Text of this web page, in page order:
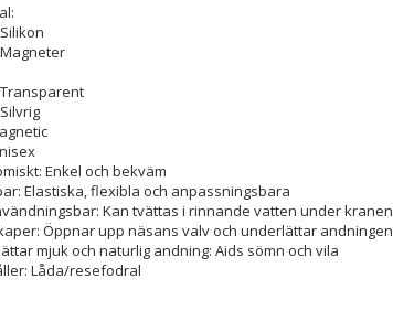
Silikon
Magneter
Transparent
Silvrig
Enkel och bekväm
Elastiska, flexibla och anpassningsbara
Kan tvättas i rinnande vatten under kranen
Öppnar upp näsans valv och underlättar andningen
mjuk och naturlig andning: Aids sömn och vila
Låda/resefodral